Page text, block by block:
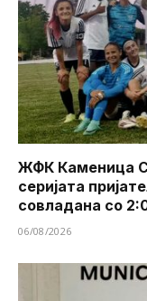
ЖФК Каменица
серијата
совладана со
06/08/2026